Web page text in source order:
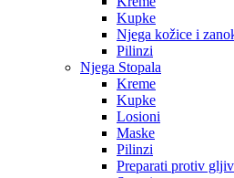
Kupke
Njega kožice i
Pilinzi
Njega Stopala
Kreme
Kupke
Losioni
Maske
Pilinzi
Preparati protiv